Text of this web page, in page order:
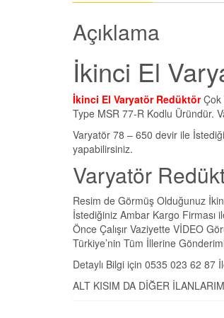
Açıklama
İkinci El
İkinci El Varyatör RedüktörÇok
Type MSR 77-R Kodlu Üründür.
Varyatör 78 – 650 devir ile
yapabilirsiniz.
Varyatör
Resim de Görmüş Olduğunuz
İstediğiniz Ambar Kargo Firması
Önce Çalışır Vaziyette VİDEO
Türkiye’nin Tüm İllerine
Detaylı Bilgi için 0535 023 62 87
ALT KISIM DA DİĞER